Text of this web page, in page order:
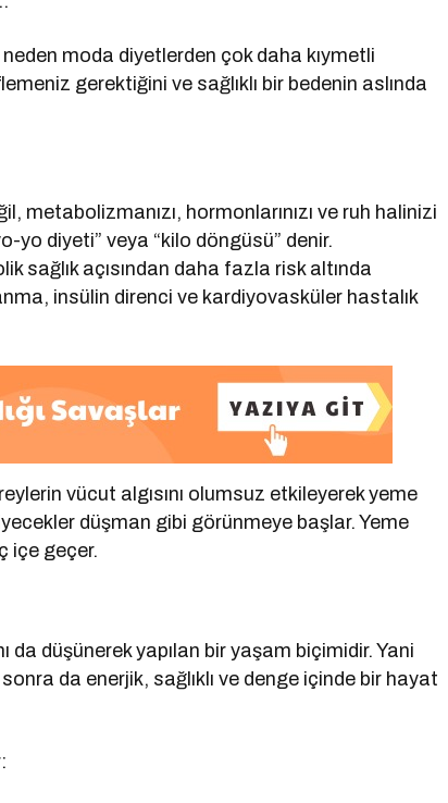
moda diyetlerden çok daha kıymetli
gerektiğini ve sağlıklı bir bedenin aslında
metabolizmanızı, hormonlarınızı ve ruh halinizi
yo diyeti” veya “kilo döngüsü” denir.
sağlık açısından daha fazla risk altında
insülin direnci ve kardiyovasküler hastalık
vücut algısını olumsuz etkileyerek yeme
düşman gibi görünmeye başlar. Yeme
içe geçer.
da düşünerek yapılan bir yaşam biçimidir. Yani
da enerjik, sağlıklı ve denge içinde bir hayat